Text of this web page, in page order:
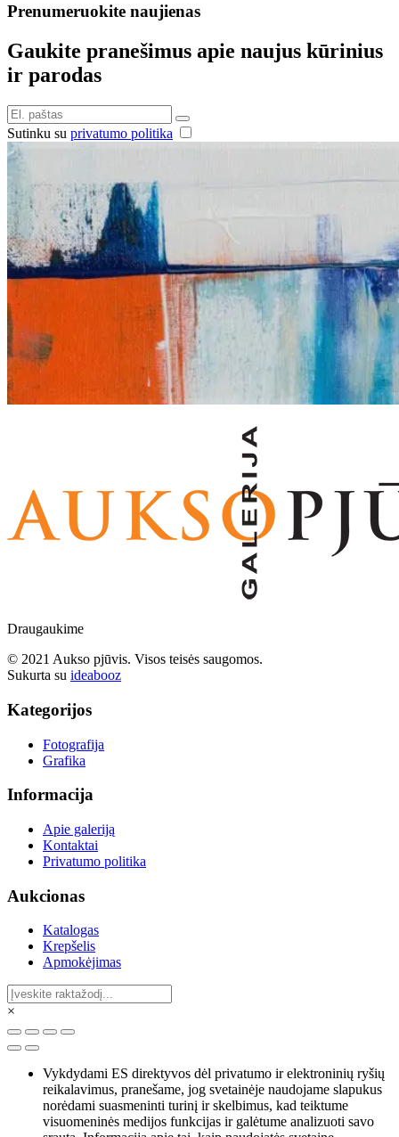
Prenumeruokite naujienas
Gaukite pranešimus apie naujus kūrinius
ir parodas
Sutinku su privatumo politika
Draugaukime
© 2021 Aukso pjūvis. Visos teisės saugomos.
Sukurta su ideabooz
Kategorijos
Fotografija
Grafika
Informacija
Apie galeriją
Kontaktai
Privatumo politika
Aukcionas
Katalogas
Krepšelis
Apmokėjimas
×
Vykdydami ES direktyvos dėl privatumo ir elektroninių ryšių
reikalavimus, pranešame, jog svetainėje naudojame slapukus
norėdami suasmeninti turinį ir skelbimus, kad teiktume
visuomeninės medijos funkcijas ir galėtume analizuoti savo